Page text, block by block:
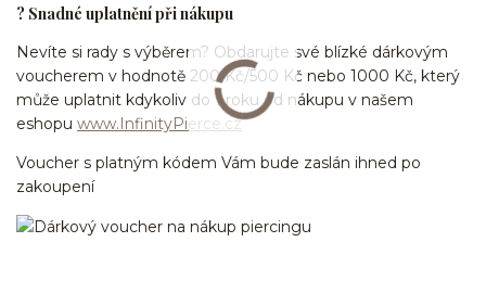
? Snadné uplatnění při nákupu
Nevíte si rady s výběrem? Obdarujte své blízké dárkovým
voucherem v hodnotě 200 Kč/500 Kč nebo 1000 Kč, který
může uplatnit kdykoliv do 1 roku od nákupu v našem
eshopu www.InfinityPierce.cz
Voucher s platným kódem Vám bude zaslán ihned po
zakoupení